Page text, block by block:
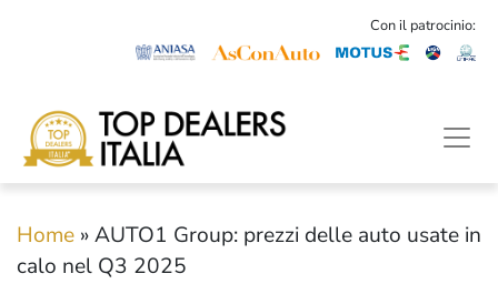
Con il patrocinio:
Home »AUTO1 Group: prezzi delle auto usate in
calo nel Q3 2025